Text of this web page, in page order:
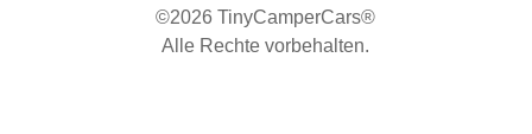
©2026 TinyCamperCars®
Alle Rechte vorbehalten.